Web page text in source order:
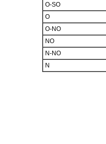
O-SO
O
O-NO
NO
N-NO
N